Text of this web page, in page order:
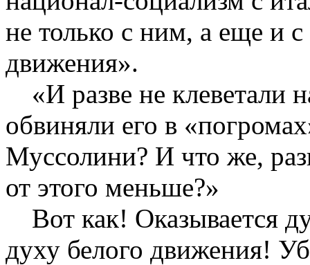
не только с ним, а еще и
движения».
«И разве не клеветали
обвиняли его в
Муссолини? И что же,
от этого меньше?»
Вот как! Оказывается
духу белого движения!